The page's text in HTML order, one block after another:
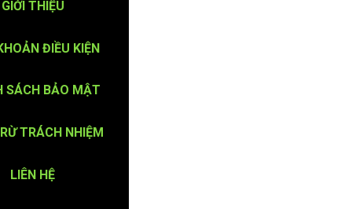
GIỚI THIỆU
ĐIỀU KIỆN
SÁCH BẢO MẬT
TRÁCH NHIỆM
LIÊN HỆ